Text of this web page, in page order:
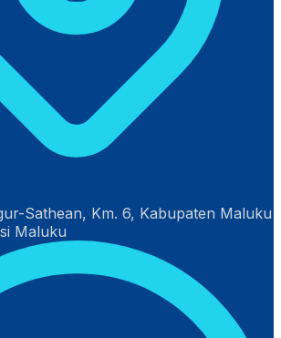
Sathean, Km. 6, Kabupaten Maluku
Maluku